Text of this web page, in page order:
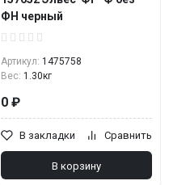
ФН черный
Артикул: 1475758
Вес: 1.30кг
0 ₽
В закладки Сравнить
В корзину